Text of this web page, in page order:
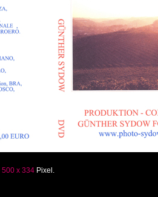
500 x 334 Pixel.